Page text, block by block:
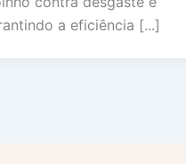
a eficiência [...]